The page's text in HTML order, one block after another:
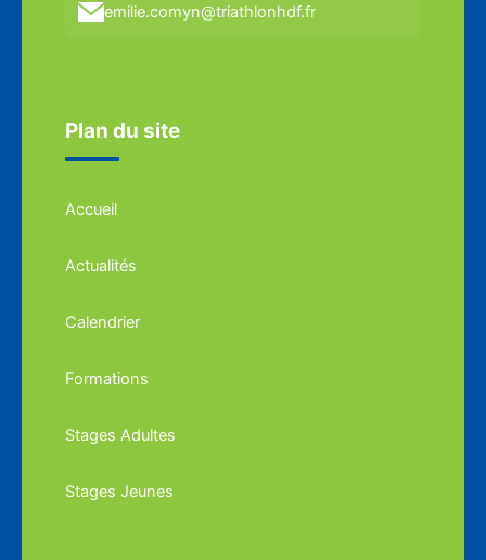
emilie.comyn@triathlonhdf.fr
Plan du site
Accueil
Actualités
Calendrier
Formations
Stages Adultes
Stages Jeunes